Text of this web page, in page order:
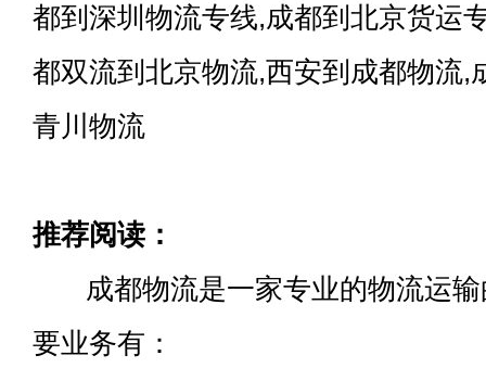
都到深圳物流专线,成都到北京货运
都双流到北京物流,西安到成都物流,
青川物流
推荐阅读：
成都物流是一家专业的物流运输
要业务有：